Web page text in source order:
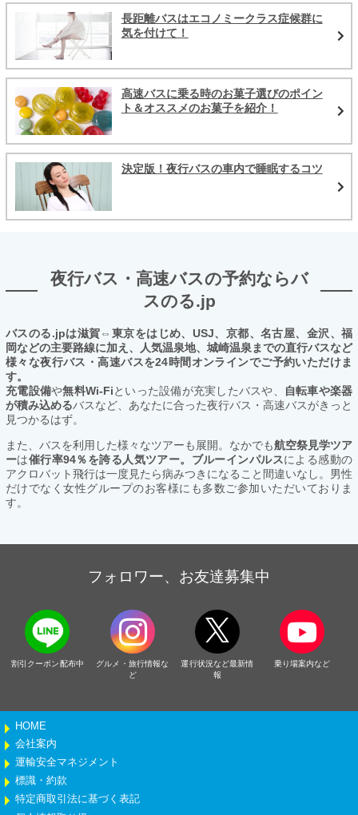
長距離バスはエコノミークラス症候群に
気を付けて！
高速バスに乗る時のお菓子選びのポイン
ト＆オススメのお菓子を紹介！
決定版！夜行バスの車内で睡眠するコツ
夜行バス・高速バスの予約ならバ
スのる.jp
バスのる.jpは滋賀⇔東京をはじめ、USJ、京都、名古屋、金沢、福
岡などの主要路線に加え、人気温泉地、城崎温泉までの直行バスなど
様々な夜行バス・高速バスを24時間オンラインでご予約いただけま
す。
充電設備や無料Wi-Fiといった設備が充実したバスや、
自転車や楽器
が積み込めるバスなど、あなたに合った夜行バス・高速バスがきっと
見つかるはず。
また、バスを利用した様々なツアーも展開。なかでも航空祭見学ツア
ーは催行率94％を誇る人気ツアー。ブルーインパルスによる感動の
アクロバット飛行は一度見たら病みつきになること間違いなし。男性
だけでなく女性グループのお客様にも多数ご参加いただいておりま
す。
フォロワー、お友達募集中
割引クーポン配布中
グルメ・旅行情報な
ど
運行状況など最新情
報
乗り場案内など
HOME
会社案内
運輸安全マネジメント
標識・約款
特定商取引法に基づく表記